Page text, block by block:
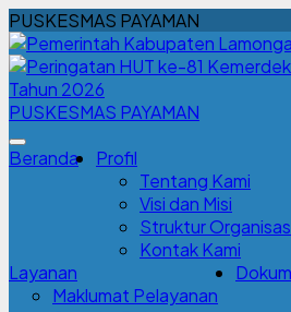
PUSKESMAS PAYAMAN
PUSKESMAS PAYAMAN
Beranda
Profil
Tentang Kami
Visi dan Misi
Struktur
Kontak Kami
Layanan
Maklumat Pelayanan